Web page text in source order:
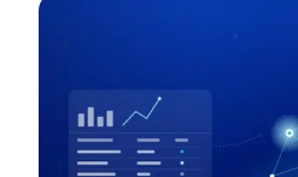
Lösungen von Actian lassen
und arbeiten zuverlässig in
Hybridumgebungen.
den Daten- und KI-